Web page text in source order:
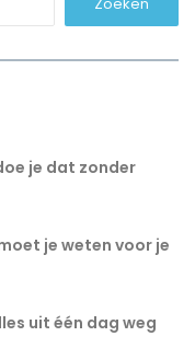
je dat zonder
je weten voor je
uit één dag weg